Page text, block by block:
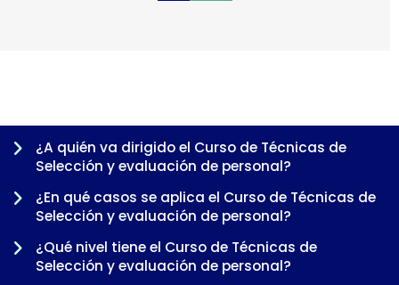
¿A quién va dirigido el Curso de Técnicas de
Selección y evaluación de personal?
¿En qué casos se aplica el Curso de Técnicas de
Selección y evaluación de personal?
¿Qué nivel tiene el Curso de Técnicas de
Selección y evaluación de personal?